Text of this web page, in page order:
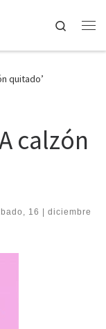
Search
quitado’
calzón
16 | diciembre